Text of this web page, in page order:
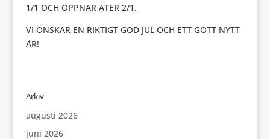
1/1 OCH ÖPPNAR ÅTER 2/1.
VI ÖNSKAR EN RIKTIGT GOD JUL OCH ETT GOTT NYTT
ÅR!
Arkiv
augusti 2026
juni 2026